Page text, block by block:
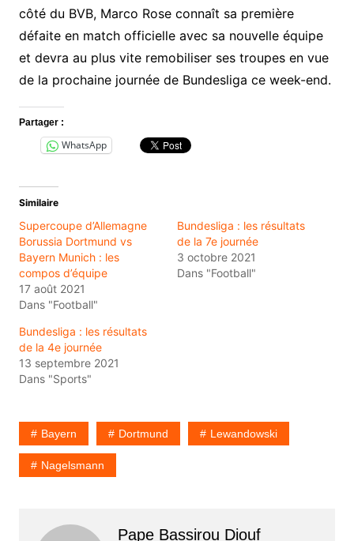
côté du BVB, Marco Rose connaît sa première
défaite en match officielle avec sa nouvelle équipe
et devra au plus vite remobiliser ses troupes en vue
de la prochaine journée de Bundesliga ce week-end.
Partager :
WhatsApp
Similaire
Supercoupe d’Allemagne
Borussia Dortmund vs
Bayern Munich : les
compos d’équipe
17 août 2021
Dans "Football"
Bundesliga : les résultats
de la 7e journée
3 octobre 2021
Dans "Football"
Bundesliga : les résultats
de la 4e journée
13 septembre 2021
Dans "Sports"
Bayern Dortmund Lewandowski
Nagelsmann
Pape Bassirou Diouf